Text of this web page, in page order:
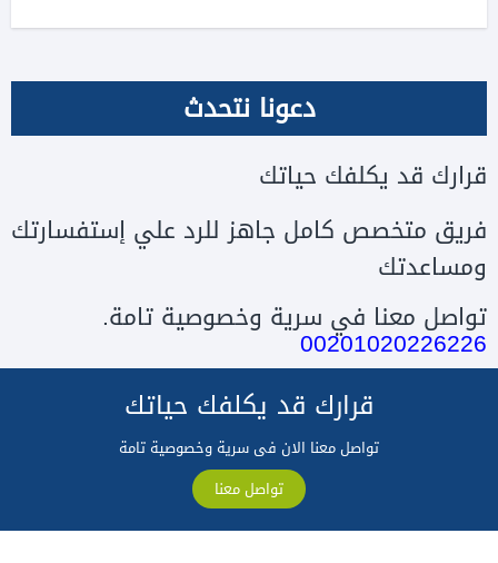
دعونا نتحدث
قرارك قد يكلفك حياتك
فريق متخصص كامل جاهز للرد علي إستفسارتك
ومساعدتك
تواصل معنا في سرية وخصوصية تامة.
00201020226226
قرارك قد يكلفك حياتك
تواصل معنا الان فى سرية وخصوصية تامة
تواصل معنا